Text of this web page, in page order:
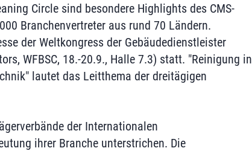
Circle sind besondere Highlights des CMS-
Branchenvertreter aus rund 70 Ländern.
der Weltkongress der Gebäudedienstleister
WFBSC, 18.-20.9., Halle 7.3) statt. "Reinigung in
lautet das Leitthema der dreitägigen
der Internationalen
ihrer Branche unterstrichen. Die